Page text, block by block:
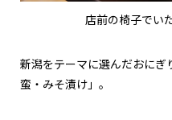
店前の椅子でい
新潟をテーマに選んだおにぎ
蛮・みそ漬け」。